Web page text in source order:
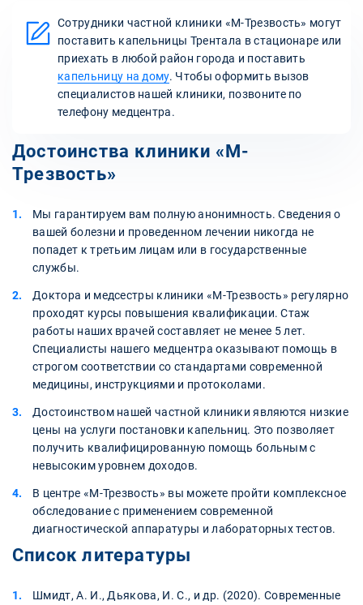
Сотрудники частной клиники «М-Трезвость» могут
поставить капельницы Трентала в стационаре или
приехать в любой район города и поставить
капельницу на дому. Чтобы оформить вызов
специалистов нашей клиники, позвоните по
телефону медцентра.
Достоинства клиники «М-
Трезвость»
Мы гарантируем вам полную анонимность. Сведения о
вашей болезни и проведенном лечении никогда не
попадет к третьим лицам или в государственные
службы.
Доктора и медсестры клиники «М-Трезвость» регулярно
проходят курсы повышения квалификации. Стаж
работы наших врачей составляет не менее 5 лет.
Специалисты нашего медцентра оказывают помощь в
строгом соответствии со стандартами современной
медицины, инструкциями и протоколами.
Достоинством нашей частной клиники являются низкие
цены на услуги постановки капельниц. Это позволяет
получить квалифицированную помощь больным с
невысоким уровнем доходов.
В центре «М-Трезвость» вы можете пройти комплексное
обследование с применением современной
диагностической аппаратуры и лабораторных тестов.
Список литературы
Шмидт, А. И., Дьякова, И. С., и др. (2020). Современные